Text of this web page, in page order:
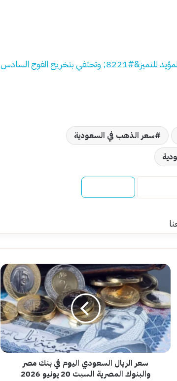
المدرسة الأهلية تطلق &#8220;جائزة فاروق يوسف المؤيد للتميز&#8221; وتحتفي بتخريج الفوج السادس
سعر الذهب في السعودية
سعر
الريال
السعودي
اليوم
في
بنك
مصر
والبنوك
المصرية
سعر الريال السعودي اليوم في بنك مصر
والبنوك المصرية السبت 20 يونيو 2026